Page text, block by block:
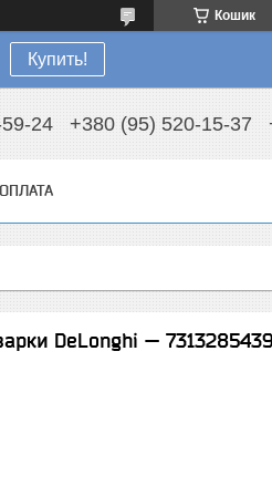
Кошик
Купить!
24 +380 (95) 520-15-37
DeLonghi — 7313285439